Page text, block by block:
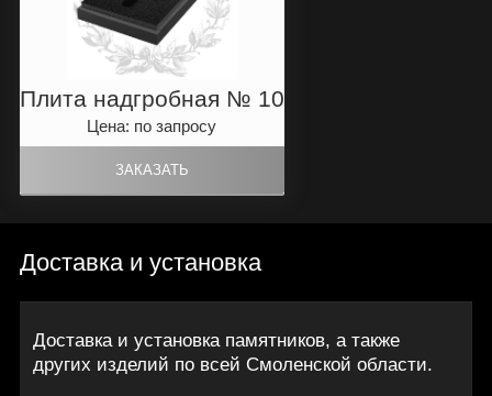
Плита надгробная № 10
Цена: по запросу
Доставка и установка
Доставка и установка памятников, а также
других изделий по всей Смоленской области.